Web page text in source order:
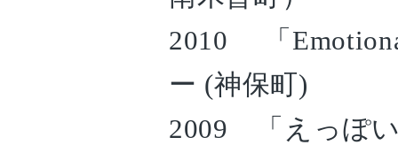
2010 「
ー (神保町)
2009 「えっぽ